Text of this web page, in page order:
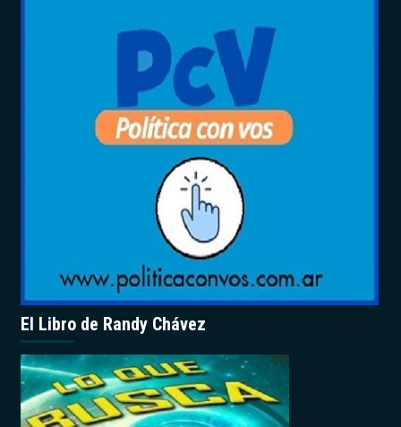
El Libro de Randy Chávez